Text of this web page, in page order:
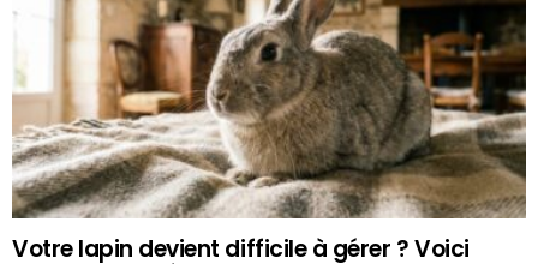
Votre lapin devient difficile à gérer ? Voici